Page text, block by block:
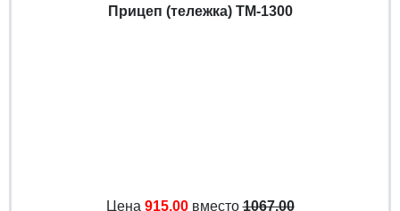
Прицеп (тележка) ТМ-1300
Цена 915.00вместо1067.00